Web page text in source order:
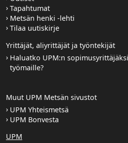
Tapahtumat
Metsän henki -lehti
Tilaa uutiskirje
Yrittäjät, aliyrittäjät ja työntekijät
Haluatko UPM:n
työmaille?
Muut UPM Metsän sivustot
UPM Yhteismetsä
UPM Bonvesta
UPM